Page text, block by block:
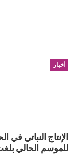
أخبار
الإنتاج النباتي
للموسم الحالي بلغت 5565